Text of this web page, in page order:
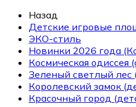
Назад
Детские игровые
ЭКО-стиль
Новинки 2026 года
Космическая одиссея
Зеленый светлый лес
Королевский замок
Красочный город